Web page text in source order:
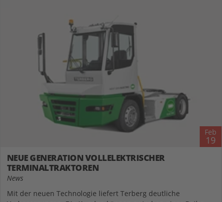
Feb
19
NEUE GENERATION VOLLELEKTRISCHER
TERMINALTRAKTOREN
News
Mit der neuen Technologie liefert Terberg deutliche